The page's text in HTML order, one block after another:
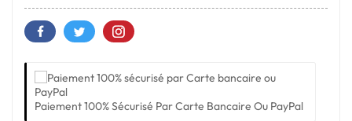
Paiement 100% Sécurisé Par Carte Bancaire Ou PayPal